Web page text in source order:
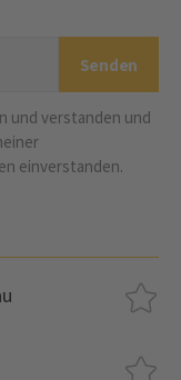
und verstanden und
einverstanden.